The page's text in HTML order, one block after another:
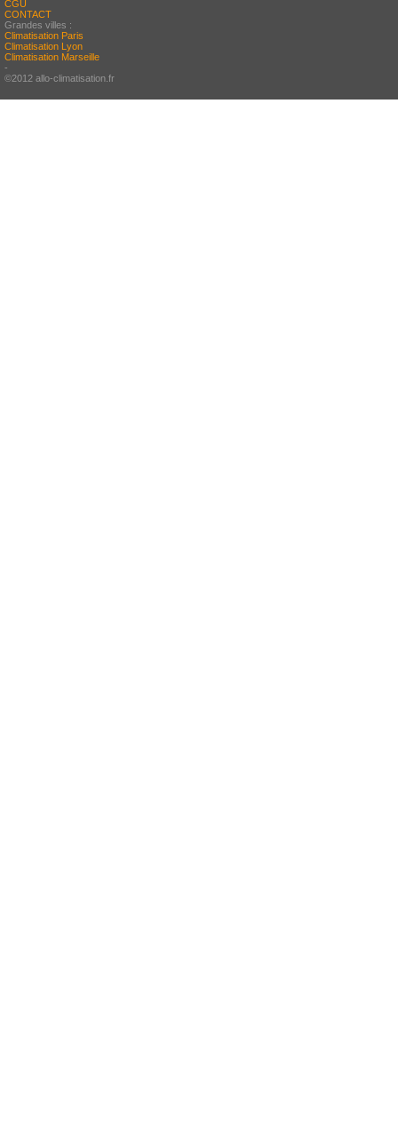
CGU
CONTACT
Grandes villes :
Climatisation Paris
Climatisation Lyon
Climatisation Marseille
-
©2012 allo-climatisation.fr